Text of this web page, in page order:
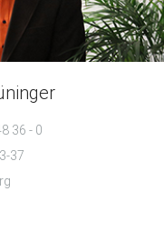
36 - 0
37